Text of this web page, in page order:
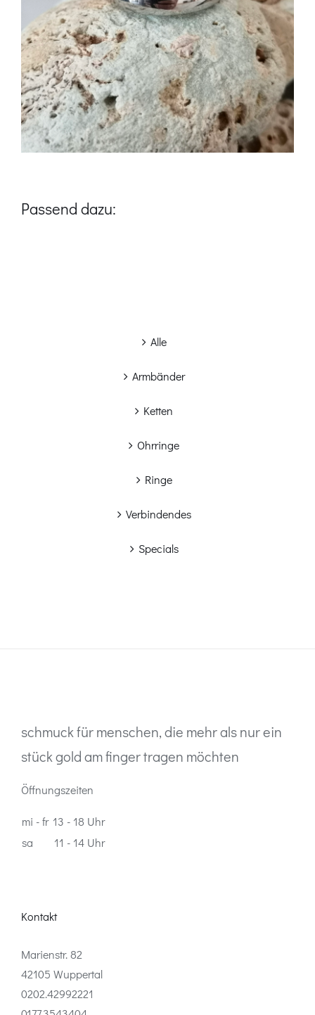
Passend dazu:
Alle
Armbänder
Ketten
Ohrringe
Ringe
Verbindendes
Specials
schmuck für menschen, die mehr als nur ein
stück gold am finger tragen möchten
Öffnungszeiten
mi - fr 13 - 18 Uhr
sa
11 - 14 Uhr
Kontakt
Marienstr. 82
42105 Wuppertal
0202.42992221